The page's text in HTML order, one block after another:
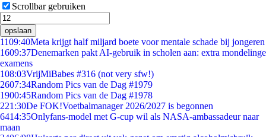
Scrollbar gebruiken
opslaan
1109:40Meta krijgt half miljard boete voor mentale schade bij jongeren
1609:37Denemarken pakt AI-gebruik in scholen aan: extra mondelinge
examens
108:03VrijMiBabes #316 (not very sfw!)
2607:34Random Pics van de Dag #1979
1900:45Random Pics van de Dag #1978
221:30De FOK!Voetbalmanager 2026/2027 is begonnen
6414:35Onlyfans-model met G-cup wil als NASA-ambassadeur naar
maan